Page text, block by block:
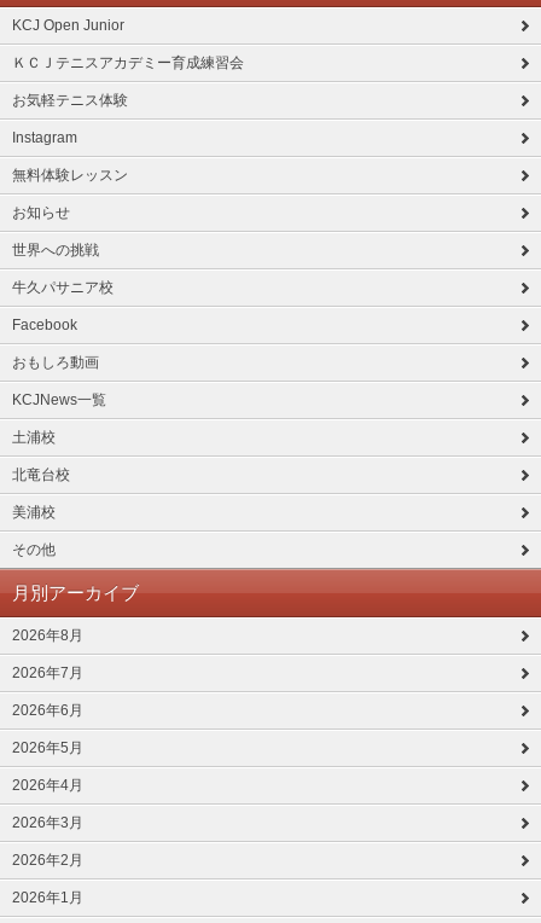
KCJ Open Junior
ＫＣＪテニスアカデミー育成練習会
お気軽テニス体験
Instagram
無料体験レッスン
お知らせ
世界への挑戦
牛久パサニア校
Facebook
おもしろ動画
KCJNews一覧
土浦校
北竜台校
美浦校
その他
月別アーカイブ
2026年8月
2026年7月
2026年6月
2026年5月
2026年4月
2026年3月
2026年2月
2026年1月